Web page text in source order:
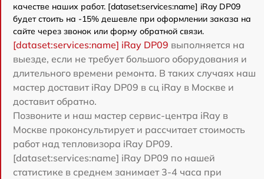
качестве наших работ. [dataset:services:name] iRay DP09
будет стоить на -15% дешевле при оформлении заказа на
сайте через звонок или форму обратной связи.
[dataset:services:name] iRay DP09 выполняется на
выезде, если не требует большого оборудования и
длительного времени ремонта. В таких случаях наш
мастер доставит iRay DP09 в сц iRay в Москве и
доставит обратно.
Позвоните и наш мастер сервис-центра iRay в
Москве проконсультирует и рассчитает стоимость
работ над тепловизора iRay DP09.
[dataset:services:name] iRay DP09 по нашей
статистике в среднем занимает 3-4 часа при